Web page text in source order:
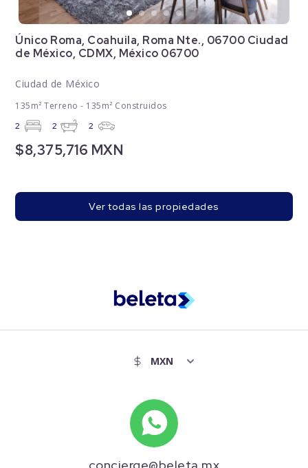
Único Roma, Coahuila, Roma Nte., 06700 Ciudad
de México, CDMX, México 06700
Ciudad de México
135m² Terreno - 135m² Construidos
2 2 2
$8,375,716 MXN
Ver todas las propiedades